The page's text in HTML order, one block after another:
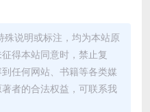
殊说明或标注，均为本站原
得本站同意时，禁止复
任何网站、书籍等各类媒
者的合法权益，可联系我